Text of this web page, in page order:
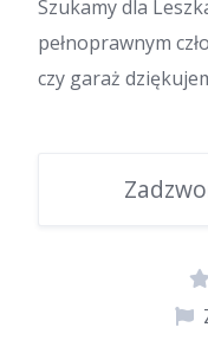
Szukamy dla
pełnoprawnym
czy garaż